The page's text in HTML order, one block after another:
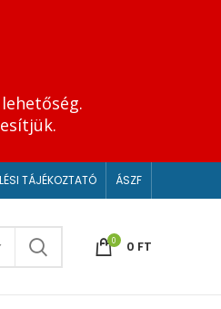
TÁJÉKOZTATÓ ÁSZF
0 0 FT